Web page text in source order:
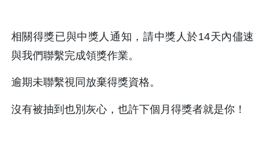
相關得獎已與中獎人通知，請中獎人於14天內儘速
與我們聯繫完成領獎作業。
逾期未聯繫視同放棄得獎資格。
沒有被抽到也別灰心，也許下個月得獎者就是你！